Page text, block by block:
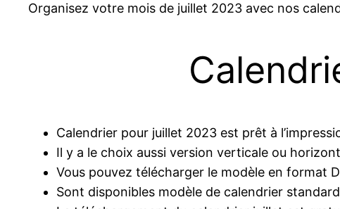
Organisez votre mois de juillet 2023 avec nos
Calendrier pour juillet 2023 est prêt à
Il y a le choix aussi version verticale ou
Vous pouvez télécharger le modèle en format
Sont disponibles modèle de calendrier